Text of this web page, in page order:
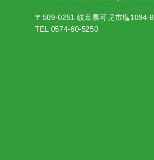
〒509-0251 岐阜県可児市塩1094-8
TEL 0574-60-5250